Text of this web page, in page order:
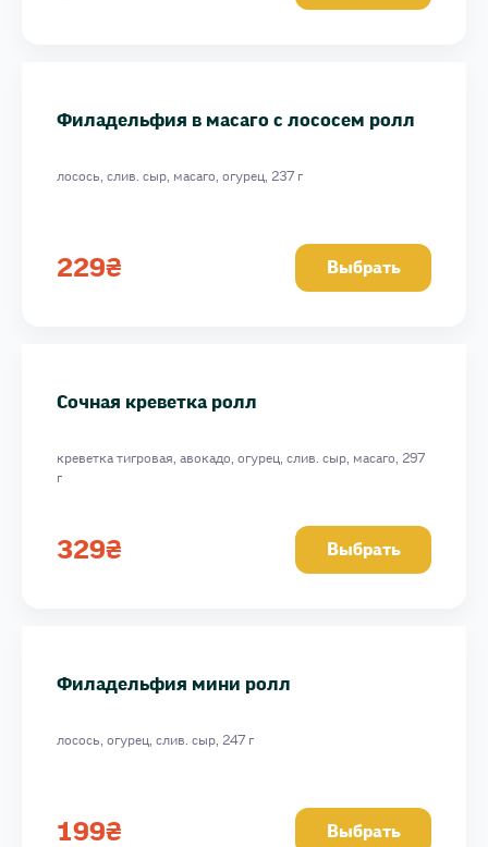
Филадельфия в масаго с лососем ролл
лосось, слив. сыр, масаго, огурец, 237 г
229₴ Выбрать
Сочная креветка ролл
креветка тигровая, авокадо, огурец, слив. сыр, масаго, 297
г
329₴ Выбрать
Филадельфия мини ролл
лосось, огурец, слив. сыр, 247 г
199₴ Выбрать